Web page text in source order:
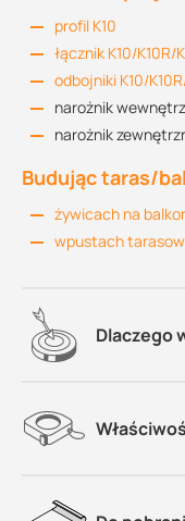
profil K10
łącznik K10/K10R/
odbojniki K10/
narożnik
narożnik
Budując taras/
żywicach na
wpustach
Dlaczego